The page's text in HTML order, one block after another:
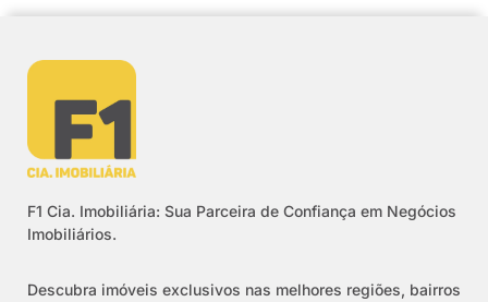
F1 Cia. Imobiliária: Sua Parceira de Confiança em Negócios
Imobiliários.
Descubra imóveis exclusivos nas melhores regiões, bairros